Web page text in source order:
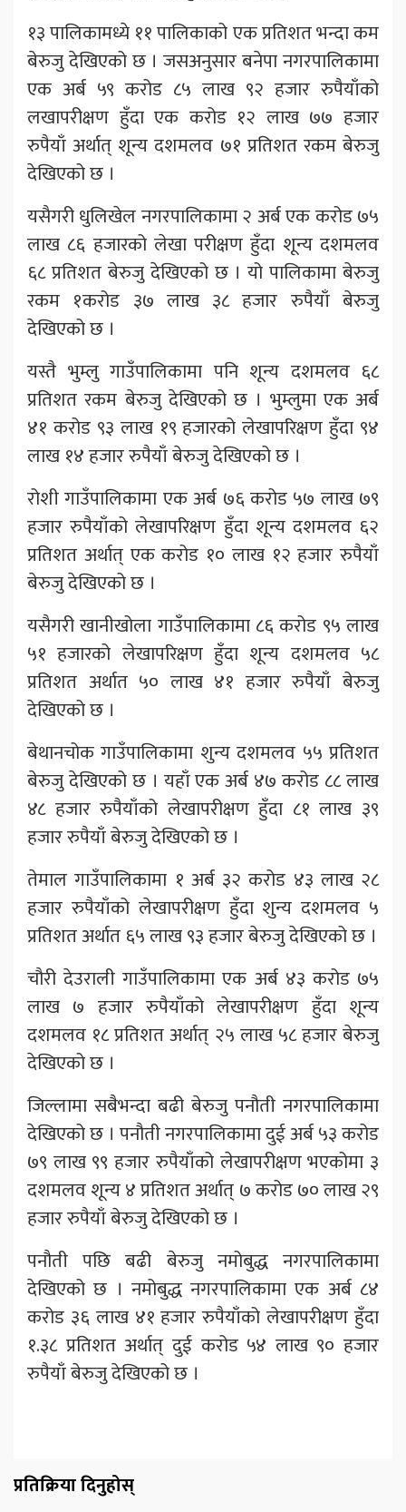
१३ पालिकामध्ये ११ पालिकाको एक प्रतिशत भन्दा कम
बेरुजु देखिएको छ । जसअनुसार बनेपा नगरपालिकामा
एक अर्ब ५९ करोड ८५ लाख ९२ हजार रुपैयाँको
लखापरीक्षण हुँदा एक करोड १२ लाख ७७ हजार
रुपैयाँ अर्थात् शून्य दशमलव ७१ प्रतिशत रकम बेरुजु
देखिएको छ ।
यसैगरी धुलिखेल नगरपालिकामा २ अर्ब एक करोड ७५
लाख ८६ हजारको लेखा परीक्षण हुँदा शून्य दशमलव
६८ प्रतिशत बेरुजु देखिएको छ । यो पालिकामा बेरुजु
रकम १करोड ३७ लाख ३८ हजार रुपैयाँ बेरुजु
देखिएको छ ।
यस्तै भुम्लु गाउँपालिकामा पनि शून्य दशमलव ६८
प्रतिशत रकम बेरुजु देखिएको छ । भुम्लुमा एक अर्ब
४१ करोड ९३ लाख १९ हजारको लेखापरिक्षण हुँदा ९४
लाख १४ हजार रुपैयाँ बेरुजु देखिएको छ ।
रोशी गाउँपालिकामा एक अर्ब ७६ करोड ५७ लाख ७९
हजार रुपैयाँको लेखापरिक्षण हुँदा शून्य दशमलव ६२
प्रतिशत अर्थात् एक करोड १० लाख १२ हजार रुपैयाँ
बेरुजु देखिएको छ ।
यसैगरी खानीखोला गाउँपालिकामा ८६ करोड ९५ लाख
५१ हजारको लेखापरिक्षण हुँदा शून्य दशमलव ५८
प्रतिशत अर्थात ५० लाख ४१ हजार रुपैयाँ बेरुजु
देखिएको छ ।
बेथानचोक गाउँपालिकामा शुन्य दशमलव ५५ प्रतिशत
बेरुजु देखिएको छ । यहाँ एक अर्ब ४७ करोड ८८ लाख
४८ हजार रुपैयाँको लेखापरीक्षण हुँदा ८१ लाख ३९
हजार रुपैयाँ बेरुजु देखिएको छ ।
तेमाल गाउँपालिकामा १ अर्ब ३२ करोड ४३ लाख २८
हजार रुपैयाँको लेखापरीक्षण हुँदा शुन्य दशमलव ५
प्रतिशत अर्थात ६५ लाख ९३ हजार बेरुजु देखिएको छ ।
चौरी देउराली गाउँपालिकामा एक अर्ब ४३ करोड ७५
लाख ७ हजार रुपैयाँको लेखापरीक्षण हुँदा शून्य
दशमलव १८ प्रतिशत अर्थात् २५ लाख ५८ हजार बेरुजु
देखिएको छ ।
जिल्लामा सबैभन्दा बढी बेरुजु पनौती नगरपालिकामा
देखिएको छ । पनौती नगरपालिकामा दुई अर्ब ५३ करोड
७९ लाख ९९ हजार रुपैयाँको लेखापरीक्षण भएकोमा ३
दशमलव शून्य ४ प्रतिशत अर्थात् ७ करोड ७० लाख २९
हजार रुपैयाँ बेरुजु देखिएको छ ।
पनौती पछि बढी बेरुजु नमोबुद्ध नगरपालिकामा
देखिएको छ । नमोबुद्ध नगरपालिकामा एक अर्ब ८४
करोड ३६ लाख ४१ हजार रुपैयाँको लेखापरीक्षण हुँदा
१.३८ प्रतिशत अर्थात् दुई करोड ५४ लाख ९० हजार
रुपैयाँ बेरुजु देखिएको छ ।
प्रतिक्रिया दिनुहोस्